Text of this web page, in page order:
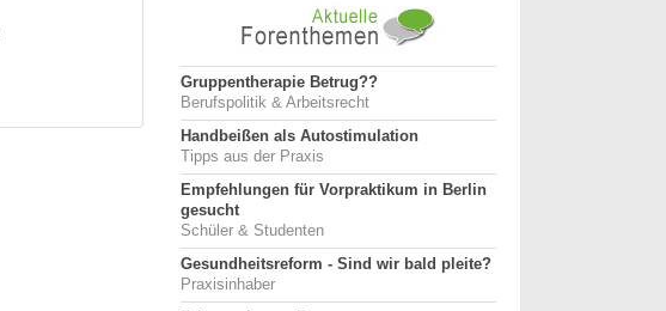
Gruppentherapie Betrug??
Berufspolitik & Arbeitsrecht
Handbeißen als Autostimulation
Tipps aus der Praxis
Empfehlungen für Vorpraktikum in Berlin
gesucht
Schüler & Studenten
Gesundheitsreform - Sind wir bald pleite?
Praxisinhaber